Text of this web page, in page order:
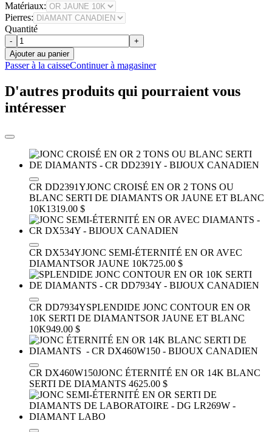
Matériaux:
Pierres:
Quantité
-
+
Ajouter au panier
Passer à la caisseContinuer à magasiner
D'autres produits qui pourraient vous
intéresser
CR DD2391YJONC CROISÉ EN OR 2 TONS OU
BLANC SERTI DE DIAMANTS OR JAUNE ET BLANC
10K1319.00 $
CR DX534YJONC SEMI-ÉTERNITÉ EN OR AVEC
DIAMANTSOR JAUNE 10K725.00 $
CR DD7934YSPLENDIDE JONC CONTOUR EN OR
10K SERTI DE DIAMANTSOR JAUNE ET BLANC
10K949.00 $
CR DX460W150JONC ÉTERNITÉ EN OR 14K BLANC
SERTI DE DIAMANTS 4625.00 $